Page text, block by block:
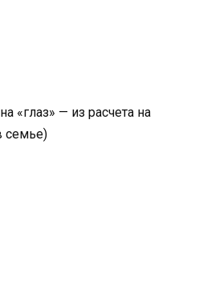
«глаз» — из расчета на
семье)